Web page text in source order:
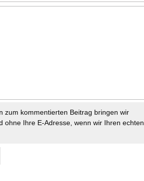
zum kommentierten Beitrag bringen wir
Ihre E-Adresse, wenn wir Ihren echten